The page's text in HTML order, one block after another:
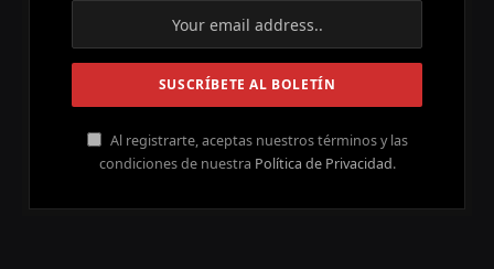
Al registrarte, aceptas nuestros términos y las
condiciones de nuestra Política de Privacidad.